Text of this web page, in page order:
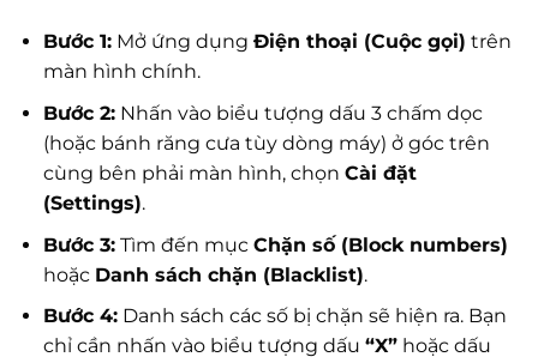
Bước 1:Mở ứng dụng Điện thoại (Cuộc gọi) trên
màn hình chính.
Bước 2:Nhấn vào biểu tượng dấu 3 chấm dọc
(hoặc bánh răng cưa tùy dòng máy) ở góc trên
cùng bên phải màn hình, chọn Cài đặt
(Settings).
Bước 3:Tìm đến mục Chặn số (Block numbers)
hoặc Danh sách chặn (Blacklist).
Bước 4:Danh sách các số bị chặn sẽ hiện ra. Bạn
chỉ cần nhấn vào biểu tượng dấu “X”hoặc dấu